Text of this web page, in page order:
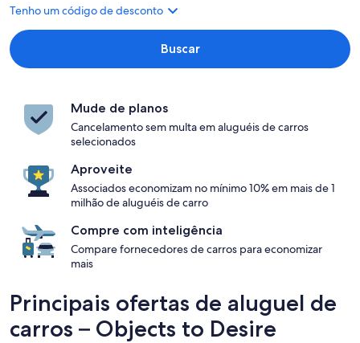
Tenho um código de desconto
Buscar
Mude de planos
Cancelamento sem multa em aluguéis de carros
selecionados
Aproveite
Associados economizam no mínimo 10% em mais de 1
milhão de aluguéis de carro
Compre com inteligência
Compare fornecedores de carros para economizar
mais
Principais ofertas de aluguel de
carros – Objects to Desire